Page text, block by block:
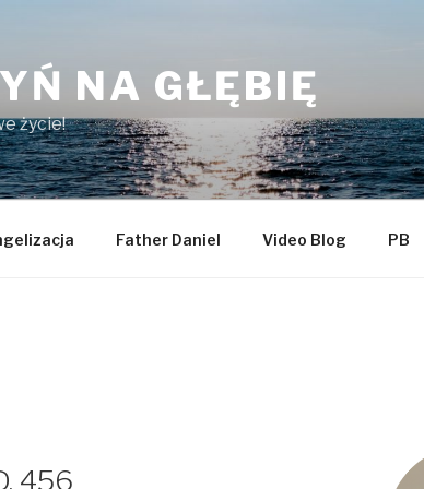
NA GŁĘBIĘ
życie!
Father Daniel Video Blog PB
456